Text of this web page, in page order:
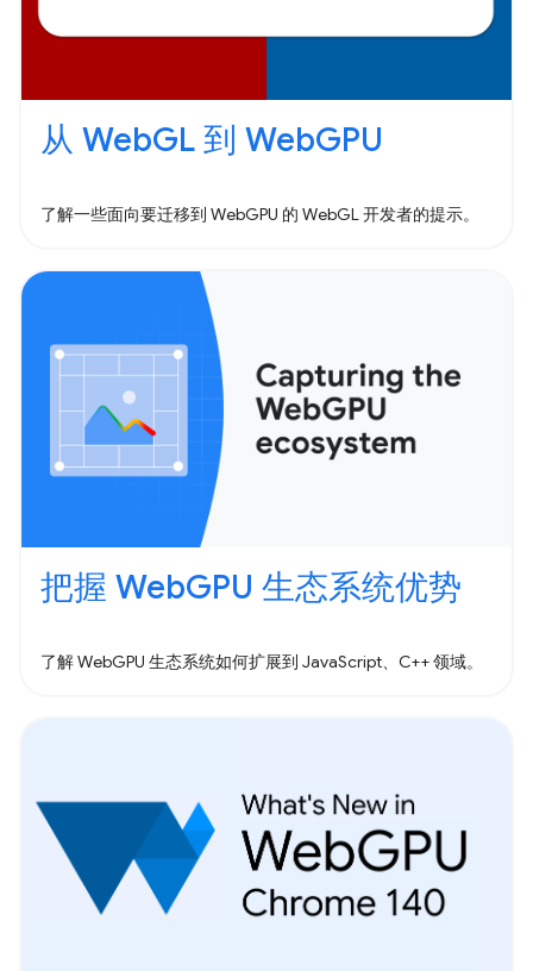
从 WebGL 到 WebGPU
了解一些面向要迁移到 WebGPU 的 WebGL 开发者的提示。
把握 WebGPU 生态系统优势
了解 WebGPU 生态系统如何扩展到 JavaScript、C++ 领域。